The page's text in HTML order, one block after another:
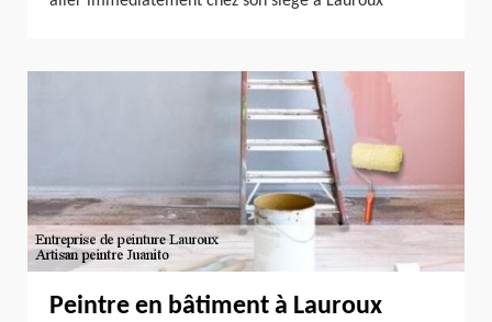
Peintre en bâtiment à Lauroux